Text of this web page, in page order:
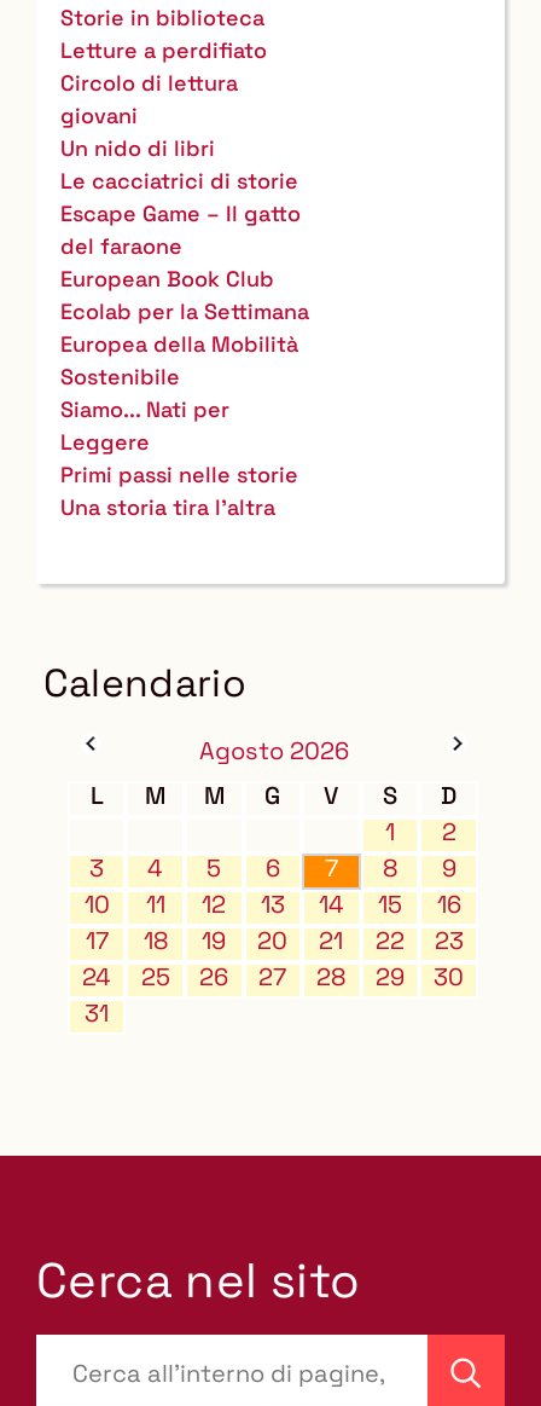
Storie in biblioteca
Letture a perdifiato
Circolo di lettura
giovani
Un nido di libri
Le cacciatrici di storie
Escape Game – Il gatto
del faraone
European Book Club
Ecolab per la Settimana
Europea della Mobilità
Sostenibile
Siamo... Nati per
Leggere
Primi passi nelle storie
Una storia tira l'altra
Calendario
Agosto 2026
L
M M G V S
D
1
2
3
4 5 6 7 8
9
10
11 12 13 14 15
16
17
18 19 20 21 22
23
24
25 26 27 28 29
30
31
Cerca nel sito
site-
Cerca